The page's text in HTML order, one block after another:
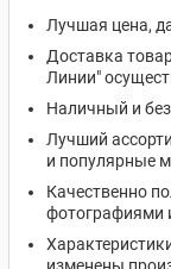
Лучшая цена,
Доставка
Линии"
Наличный и
Лучший
и популярные
Качественно
фотографиями